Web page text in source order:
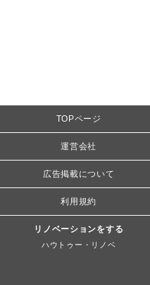
TOPページ
運営会社
広告掲載について
利用規約
リノベーションをする
ハウトゥー・リノベ